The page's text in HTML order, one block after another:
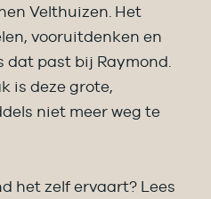
Velthuizen. Het
vooruitdenken en
dat past bij Raymond.
is deze grote,
niet meer weg te
het zelf ervaart? Lees